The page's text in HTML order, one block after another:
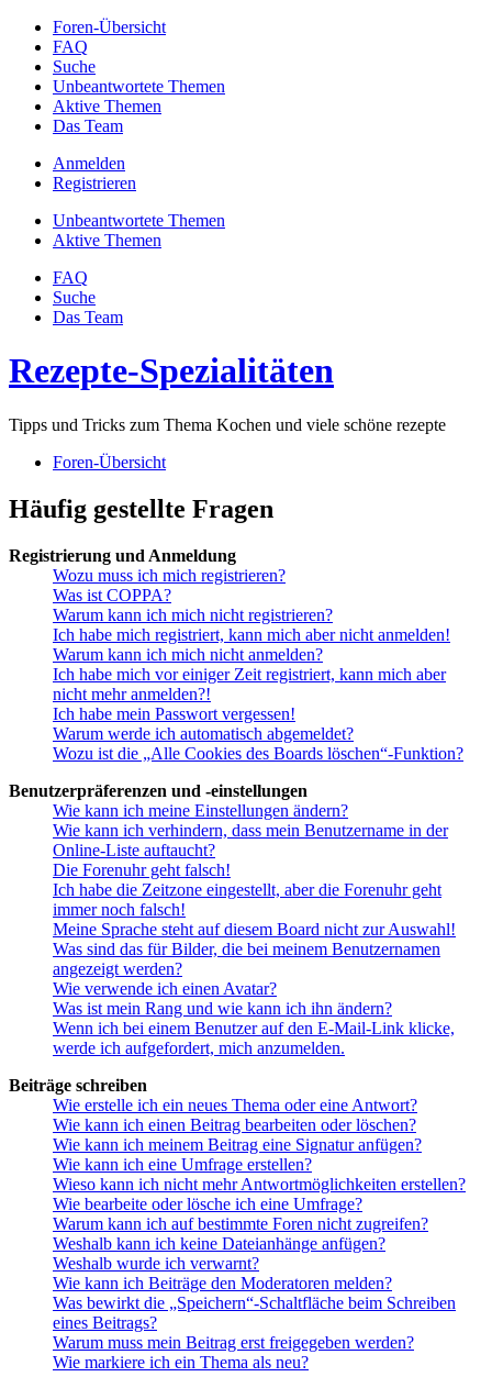
Foren-Übersicht
FAQ
Suche
Unbeantwortete Themen
Aktive Themen
Das Team
Anmelden
Registrieren
Unbeantwortete Themen
Aktive Themen
FAQ
Suche
Das Team
Rezepte-Spezialitäten
Tipps und Tricks zum Thema Kochen und viele schöne rezepte
Foren-Übersicht
Häufig gestellte Fragen
Registrierung und Anmeldung
Wozu muss ich mich registrieren?
Was ist COPPA?
Warum kann ich mich nicht registrieren?
Ich habe mich registriert, kann mich aber nicht anmelden!
Warum kann ich mich nicht anmelden?
Ich habe mich vor einiger Zeit registriert, kann mich aber
nicht mehr anmelden?!
Ich habe mein Passwort vergessen!
Warum werde ich automatisch abgemeldet?
Wozu ist die „Alle Cookies des Boards löschen“-Funktion?
Benutzerpräferenzen und -einstellungen
Wie kann ich meine Einstellungen ändern?
Wie kann ich verhindern, dass mein Benutzername in der
Online-Liste auftaucht?
Die Forenuhr geht falsch!
Ich habe die Zeitzone eingestellt, aber die Forenuhr geht
immer noch falsch!
Meine Sprache steht auf diesem Board nicht zur Auswahl!
Was sind das für Bilder, die bei meinem Benutzernamen
angezeigt werden?
Wie verwende ich einen Avatar?
Was ist mein Rang und wie kann ich ihn ändern?
Wenn ich bei einem Benutzer auf den E-Mail-Link klicke,
werde ich aufgefordert, mich anzumelden.
Beiträge schreiben
Wie erstelle ich ein neues Thema oder eine Antwort?
Wie kann ich einen Beitrag bearbeiten oder löschen?
Wie kann ich meinem Beitrag eine Signatur anfügen?
Wie kann ich eine Umfrage erstellen?
Wieso kann ich nicht mehr Antwortmöglichkeiten erstellen?
Wie bearbeite oder lösche ich eine Umfrage?
Warum kann ich auf bestimmte Foren nicht zugreifen?
Weshalb kann ich keine Dateianhänge anfügen?
Weshalb wurde ich verwarnt?
Wie kann ich Beiträge den Moderatoren melden?
Was bewirkt die „Speichern“-Schaltfläche beim Schreiben
eines Beitrags?
Warum muss mein Beitrag erst freigegeben werden?
Wie markiere ich ein Thema als neu?